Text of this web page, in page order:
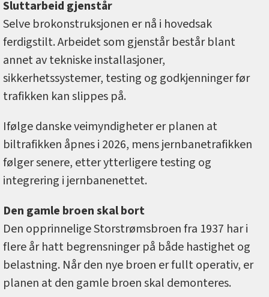
Sluttarbeid gjenstår
Selve brokonstruksjonen er nå i hovedsak
ferdigstilt. Arbeidet som gjenstår består blant
annet av tekniske installasjoner,
sikkerhetssystemer, testing og godkjenninger før
trafikken kan slippes på.
Ifølge danske veimyndigheter er planen at
biltrafikken åpnes i 2026, mens jernbanetrafikken
følger senere, etter ytterligere testing og
integrering i jernbanenettet.
Den gamle broen skal bort
Den opprinnelige Storstrømsbroen fra 1937 har i
flere år hatt begrensninger på både hastighet og
belastning. Når den nye broen er fullt operativ, er
planen at den gamle broen skal demonteres.